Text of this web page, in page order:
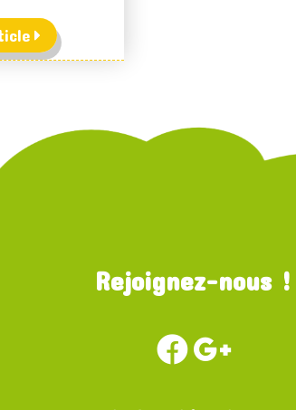
Rejoignez-nous !